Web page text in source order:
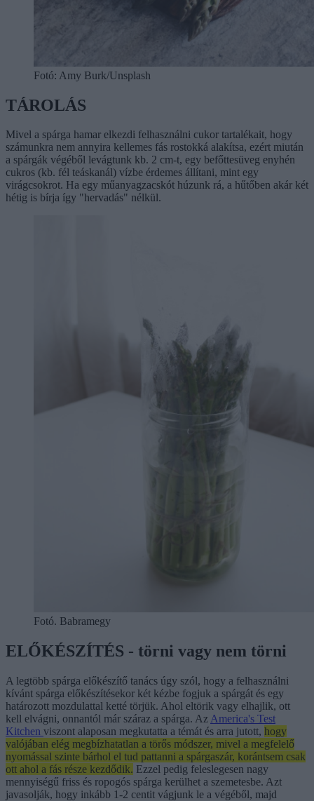
Fotó: Amy Burk/Unsplash
TÁROLÁS
Mivel a spárga hamar elkezdi felhasználni cukor tartalékait, hogy
számunkra nem annyira kellemes fás rostokká alakítsa, ezért miután
a spárgák végéből levágtunk kb. 2 cm-t, egy befőttesüveg enyhén
cukros (kb. fél teáskanál) vízbe érdemes állítani, mint egy
virágcsokrot. Ha egy műanyagzacskót húzunk rá, a hűtőben akár két
hétig is bírja így "hervadás" nélkül.
Fotó. Babramegy
ELŐKÉSZÍTÉS - törni vagy nem törni
A legtöbb spárga előkészítő tanács úgy szól, hogy a felhasználni
kívánt spárga előkészítésekor két kézbe fogjuk a spárgát és egy
határozott mozdulattal ketté törjük. Ahol eltörik vagy elhajlik, ott
kell elvágni, onnantól már száraz a spárga. Az America's Test
Kitchen viszont alaposan megkutatta a témát és arra jutott, hogy
valójában elég megbízhatatlan a törős módszer, mivel a megfelelő
nyomással szinte bárhol el tud pattanni a spárgaszár, korántsem csak
ott ahol a fás része kezdődik. Ezzel pedig feleslegesen nagy
mennyiségű friss és ropogós spárga kerülhet a szemetesbe. Azt
javasolják, hogy inkább 1-2 centit vágjunk le a végéből, majd